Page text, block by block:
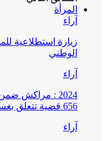
المرأة
آراء
زيارة استطلاعية
الوطني
آراء
2024 : مراكش
656 قضية تتعلق بغسيل الأموال
آراء